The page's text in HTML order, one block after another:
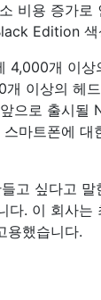
비용 증가로
Edition
4,000개 이상
이상의 헤
으로 출시될
마트폰에 대
고 싶다고
. 이 회사는
용했습니다.